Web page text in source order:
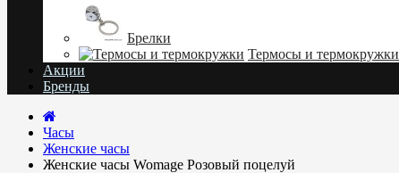
Брелки
Термосы и термокружки
Акции
Бренды
Часы
Женские часы
Женские часы Womage Розовый поцелуй